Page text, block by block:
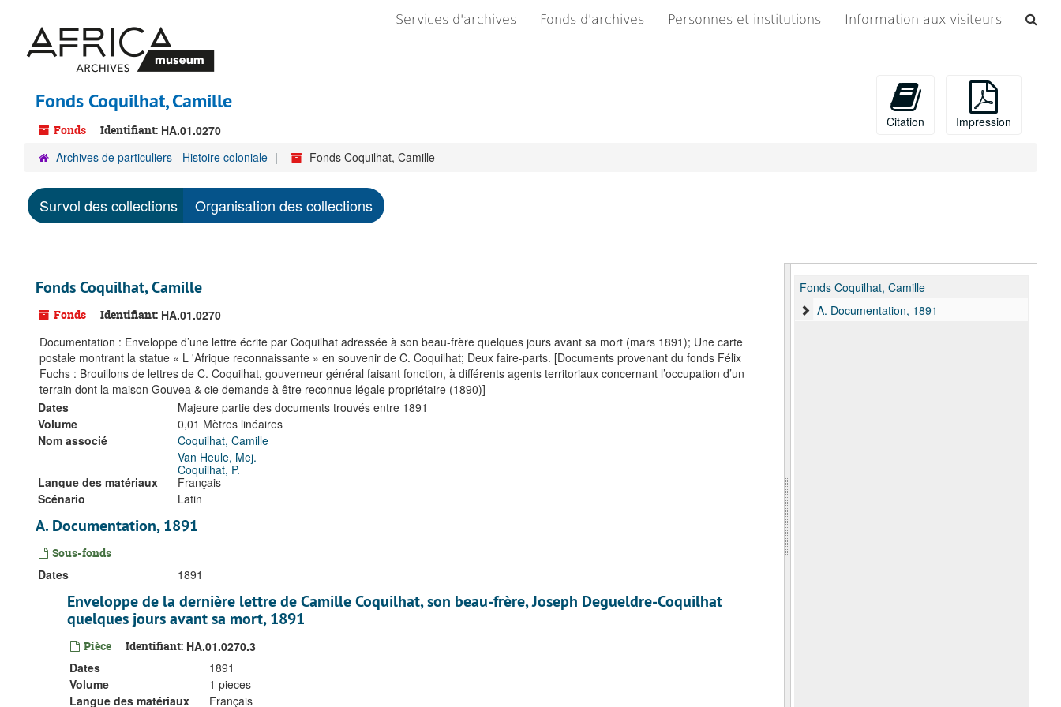
contenu
principal
Services d'archives Fonds d'archives Personnes et institutions Information aux visiteurs
Fonds Coquilhat, Camille
Fonds Identifiant: HA.01.0270
Citation Impression
Archives de particuliers - Histoire coloniale Fonds Coquilhat, Camille
Survol des collections Organisation des collections
Fonds Coquilhat, Camille
Fonds Identifiant: HA.01.0270
Documentation : Enveloppe d’une lettre écrite par Coquilhat adressée à son beau-frère quelques jours avant sa mort (mars 1891); Une carte
postale montrant la statue « L 'Afrique reconnaissante » en souvenir de C. Coquilhat; Deux faire-parts. [Documents provenant du fonds Félix
Fuchs : Brouillons de lettres de C. Coquilhat, gouverneur général faisant fonction, à différents agents territoriaux concernant l’occupation d’un
terrain dont la maison Gouvea & cie demande à être reconnue légale propriétaire (1890)]
Dates
Majeure partie des documents trouvés entre 1891
Volume
0,01 Mètres linéaires
Nom associé
Coquilhat, Camille
Van Heule, Mej.
Coquilhat, P.
Langue des matériaux
Français
Scénario
Latin
A. Documentation, 1891
Sous-fonds
Dates 1891
Enveloppe de la dernière lettre de Camille Coquilhat, son beau-frère, Joseph Degueldre-Coquilhat
quelques jours avant sa mort, 1891
Pièce Identifiant: HA.01.0270.3
Dates
1891
Volume
1 pieces
Langue des matériaux
Français
Fonds Coquilhat, Camille
A. Documentation, 1891